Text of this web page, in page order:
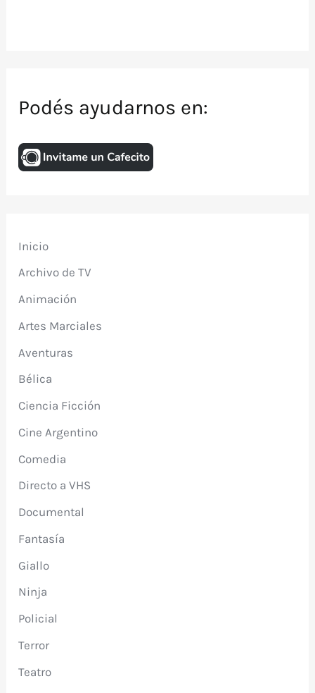
Podés ayudarnos en:
Inicio
Archivo de TV
Animación
Artes Marciales
Aventuras
Bélica
Ciencia Ficción
Cine Argentino
Comedia
Directo a VHS
Documental
Fantasía
Giallo
Ninja
Policial
Terror
Teatro